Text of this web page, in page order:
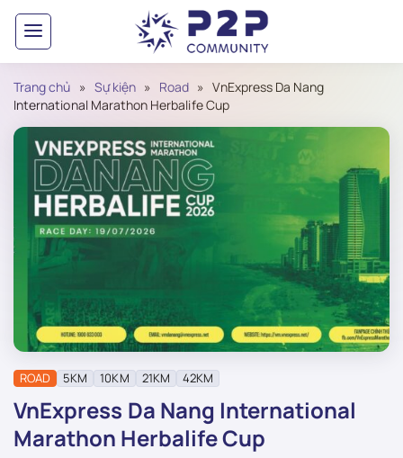
Bỏ
qua
nội
Trang chủ » Sự kiện » Road » VnExpress Da Nang
International Marathon Herbalife Cup
ROAD 5KM 10KM 21KM 42KM
VnExpress Da Nang International
Marathon Herbalife Cup